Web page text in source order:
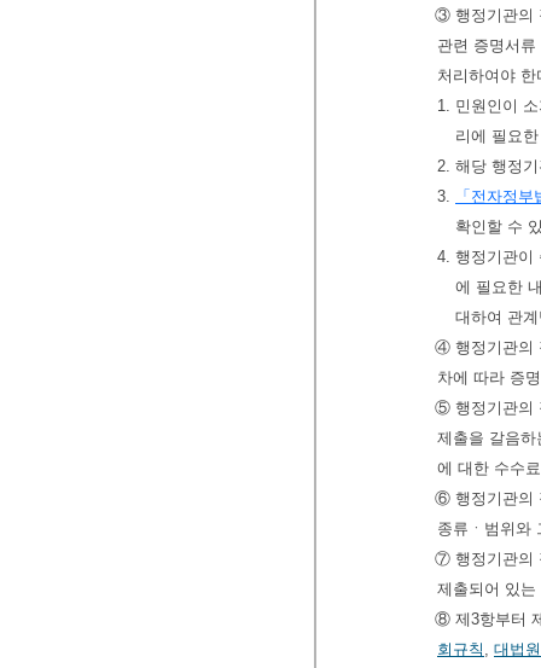
③ 행정기관의
관련 증명서
처리하여야
1. 민원인이
리에 필요
2. 해당 행정
3.
「전자정부
확인할 수
4. 행정기관이
에 필요한
대하여 관
④ 행정기관의
차에 따라 증
⑤ 행정기관의
제출을 갈음
에 대한 수수
⑥ 행정기관의
종류ㆍ범위와
⑦ 행정기관의
제출되어 있
⑧ 제3항부터
회규칙
대법